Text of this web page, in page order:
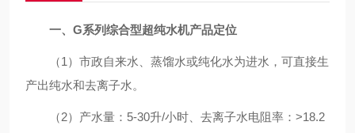
一、G系列综合型超纯水机产品定位
（1）市政自来水、蒸馏水或纯化水为进水，可直接生
产出纯水和去离子水。
（2）产水量：5-30升/小时、去离子水电阻率：>18.2